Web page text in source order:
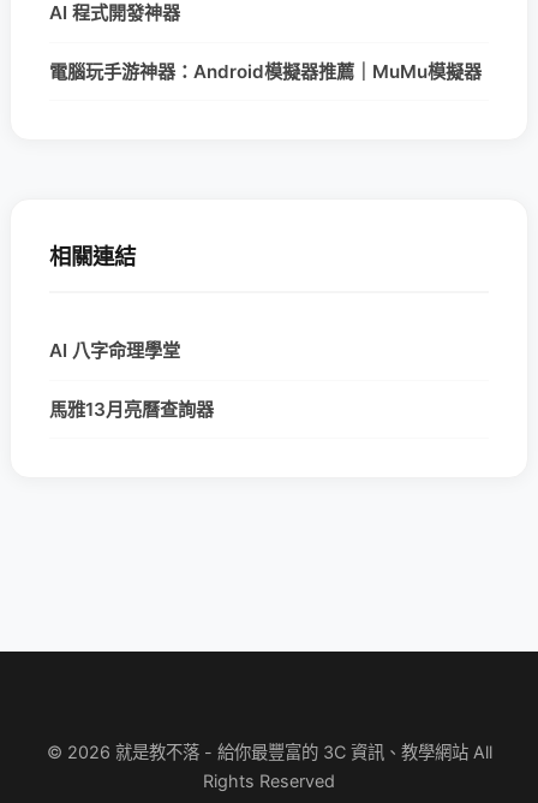
AI 程式開發神器
電腦玩手游神器：Android模擬器推薦｜MuMu模擬器
相關連結
AI 八字命理學堂
馬雅13月亮曆查詢器
© 2026 就是教不落 - 給你最豐富的 3C 資訊、教學網站 All
Rights Reserved